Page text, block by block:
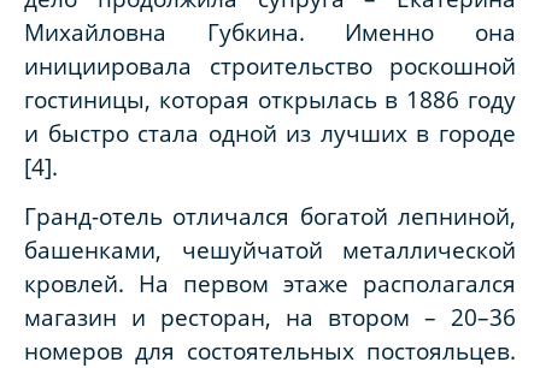
Михайловна Губкина. Именно она
инициировала строительство роскошной
гостиницы, которая открылась в 1886 году
и быстро стала одной из лучших в городе
[4].
Гранд-отель отличался богатой лепниной,
башенками, чешуйчатой металлической
кровлей. На первом этаже располагался
магазин и ресторан, на втором – 20–36
номеров для состоятельных постояльцев.